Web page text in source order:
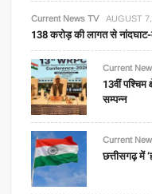
Current News TV AUGUST
138 करोड़ की लागत से
Current
13वीं
सम्पन्न
Current
छत्तीसगढ़ में